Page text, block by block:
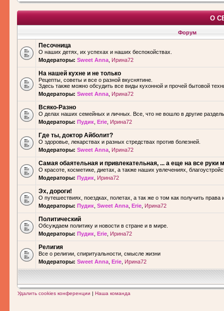
О
Форум
Песочница
О наших детях, их успехах и наших беспокойствах.
Модераторы: Sweet Anna Ирина72
На нашей кухне и не только
Рецепты, советы и все о разной вкуснятине.
Здесь также можно обсудить все виды кухонной и прочей бытовой
Модераторы: Sweet Anna Ирина72
Всяко-Разно
О делах наших семейных и личных. Все, что не вошло в другие
Модераторы: Пудик Erie Ирина72
Где ты, доктор Айболит?
О здоровье, лекарствах и разных стредствах против болезней.
Модераторы: Sweet Anna Ирина72
Самая обаятельная и привлекательная, ... а еще на все руки
О красоте, косметике, диетах, а также наших увлечениях,
Модераторы: Пудик Ирина72
Эх, дороги!
О путешествиях, поездках, полетах, а так же о том как получить права
Модераторы: Пудик Sweet Anna Erie Ирина72
Политический
Обсуждаем политику и новости в стране и в мире.
Модераторы: Пудик Erie Ирина72
Религия
Все о религии, спиритуальности, смысле жизни
Модераторы: Sweet Anna Erie Ирина72
Удалить cookies конференции | Наша команда